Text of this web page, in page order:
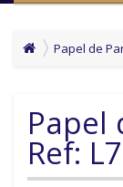
Papel de
Papel
Ref: